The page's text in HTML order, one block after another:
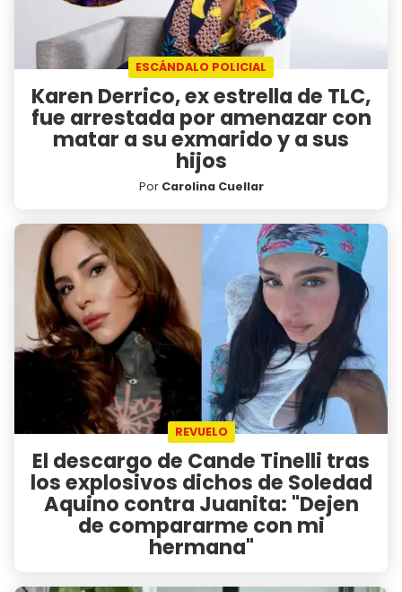
ESCÁNDALO POLICIAL
Karen Derrico, ex estrella de TLC,
fue arrestada por amenazar con
matar a su exmarido y a sus
hijos
Por Carolina Cuellar
REVUELO
El descargo de Cande Tinelli tras
los explosivos dichos de Soledad
Aquino contra Juanita: "Dejen
de compararme con mi
hermana"